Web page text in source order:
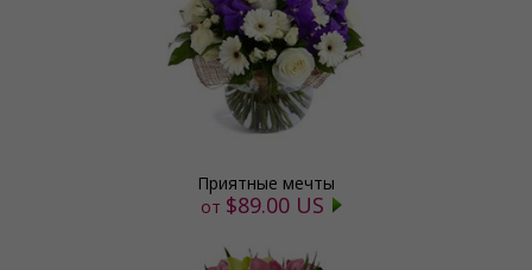
Приятные мечты
от $89.00 US